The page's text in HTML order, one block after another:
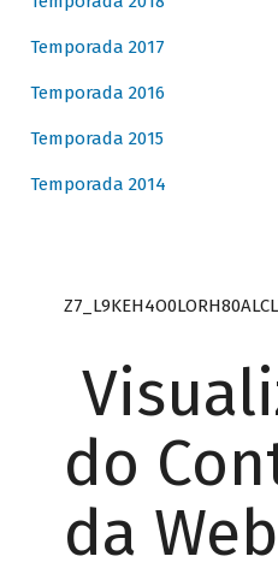
Temporada 2017
Temporada 2016
Temporada 2015
Temporada 2014
do
da Web